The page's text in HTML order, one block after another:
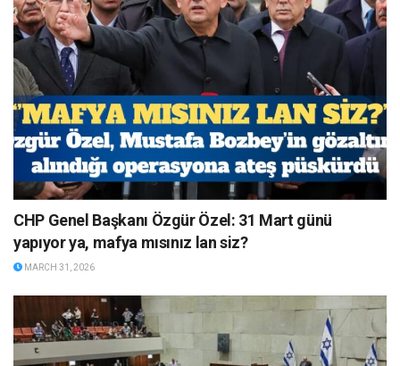
CHP Genel Başkanı Özgür Özel: 31 Mart günü
yapıyor ya, mafya mısınız lan siz?
MARCH 31, 2026